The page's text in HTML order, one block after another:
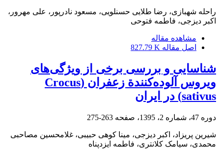
راحله شهبازی، رضا طلایی حسنلویی، مسعود نادرپور، علی مهرور،
اکبر دیزجی، فاطمه فتوحی
مشاهده مقاله
اصل مقاله 827.79 K
شناسایی و بررسی برخی از ویژگی‌های
ویروس آلوده‌کنندة زعفران (Crocus
sativus) در ایران
دوره 47، شماره 2، 1395، صفحه 263-275
شیرین پریزاد، اکبر دیزجی، مینا کوهی حبیبی، غلامحسین مصاحبی
محمدی، سیامک کلانتری، فاطمه ایزدپناه